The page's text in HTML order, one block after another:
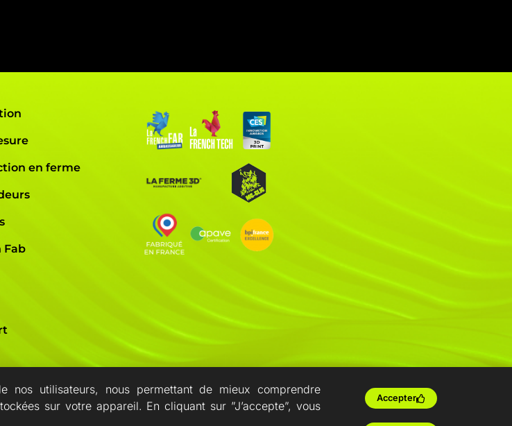
en ferme
Fab
nos utilisateurs, nous permettant de mieux comprendre
sur votre appareil. En cliquant sur ”J’accepte”, vous
Accepter